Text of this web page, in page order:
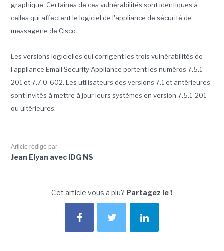
graphique. Certaines de ces vulnérabilités sont identiques à
celles qui affectent le logiciel de l'appliance de sécurité de
messagerie de Cisco.
Les versions logicielles qui corrigent les trois vulnérabilités de
l'appliance Email Security Appliance portent les numéros 7.5.1-
201 et 7.7.0-602. Les utilisateurs des versions 7.1 et antérieures
sont invités à mettre à jour leurs systèmes en version 7.5.1-201
ou ultérieures.
Article rédigé par
Jean Elyan avec IDG NS
Cet article vous a plu? Partagez le !